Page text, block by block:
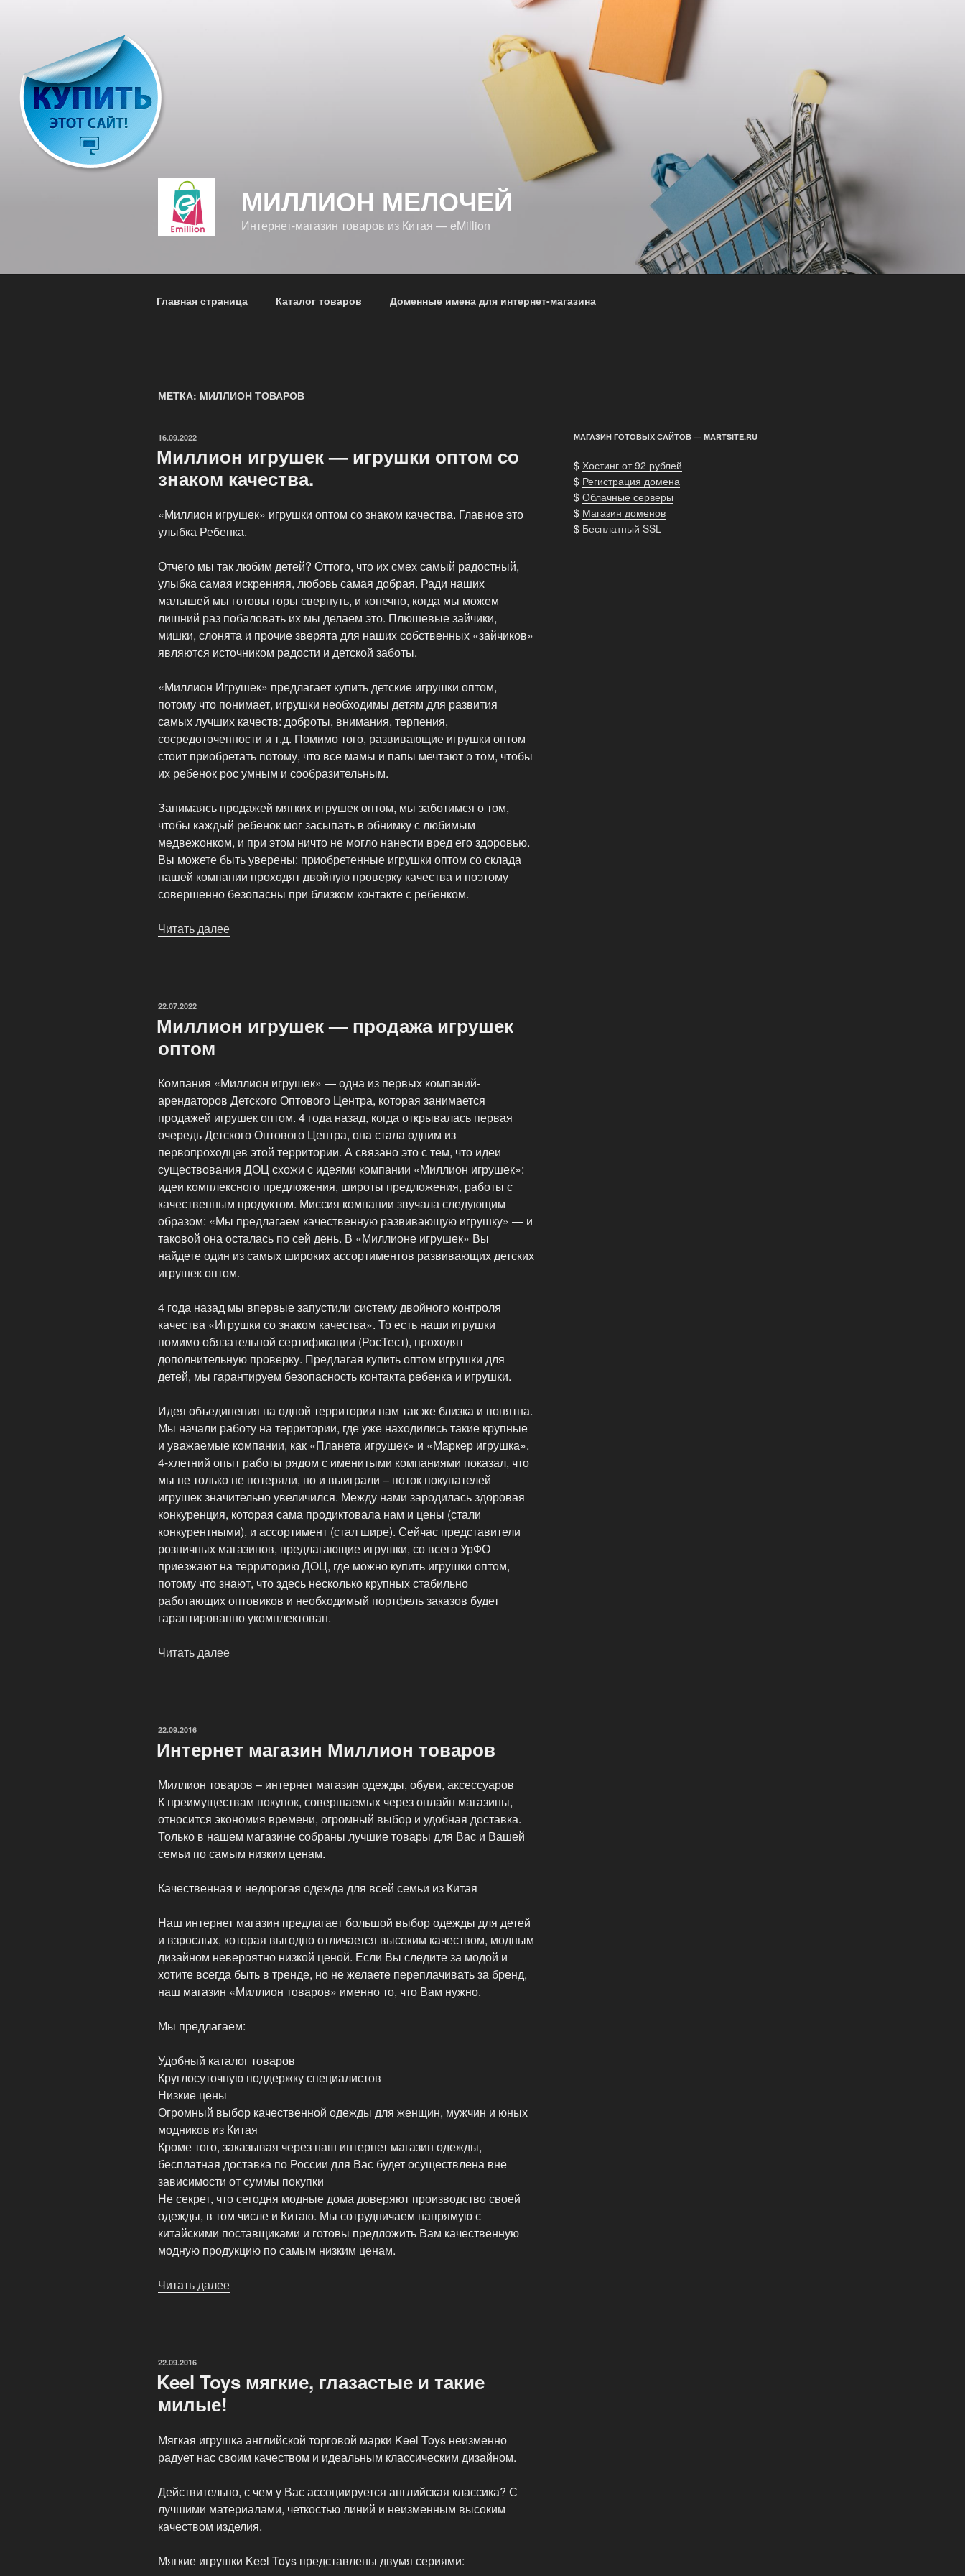
МИЛЛИОН МЕЛОЧЕЙ
Интернет-магазин товаров из Китая — eMillion
Главная страница Каталог товаров Доменные имена для интернет-магазина
МЕТКА: МИЛЛИОН ТОВАРОВ
ОПУБЛИКОВАНО
16.09.2022
Миллион игрушек — игрушки оптом со
знаком качества.
«Миллион игрушек» игрушки оптом со знаком качества. Главное это
улыбка Ребенка.
Отчего мы так любим детей? Оттого, что их смех самый радостный,
улыбка самая искренняя, любовь самая добрая. Ради наших
малышей мы готовы горы свернуть, и конечно, когда мы можем
лишний раз побаловать их мы делаем это. Плюшевые зайчики,
мишки, слонята и прочие зверята для наших собственных «зайчиков»
являются источником радости и детской заботы.
«Миллион Игрушек» предлагает купить детские игрушки оптом,
потому что понимает, игрушки необходимы детям для развития
самых лучших качеств: доброты, внимания, терпения,
сосредоточенности и т.д. Помимо того, развивающие игрушки оптом
стоит приобретать потому, что все мамы и папы мечтают о том, чтобы
их ребенок рос умным и сообразительным.
Занимаясь продажей мягких игрушек оптом, мы заботимся о том,
чтобы каждый ребенок мог засыпать в обнимку с любимым
медвежонком, и при этом ничто не могло нанести вред его здоровью.
Вы можете быть уверены: приобретенные игрушки оптом со склада
нашей компании проходят двойную проверку качества и поэтому
совершенно безопасны при близком контакте с ребенком.
Читать далее
знаком
ОПУБЛИКОВАНО
22.07.2022
Миллион игрушек — продажа игрушек
оптом
Компания «Миллион игрушек» — одна из первых компаний-
арендаторов Детского Оптового Центра, которая занимается
продажей игрушек оптом. 4 года назад, когда открывалась первая
очередь Детского Оптового Центра, она стала одним из
первопроходцев этой территории. А связано это с тем, что идеи
существования ДОЦ схожи с идеями компании «Миллион игрушек»:
идеи комплексного предложения, широты предложения, работы с
качественным продуктом. Миссия компании звучала следующим
образом: «Мы предлагаем качественную развивающую игрушку» — и
таковой она осталась по сей день. В «Миллионе игрушек» Вы
найдете один из самых широких ассортиментов развивающих детских
игрушек оптом.
4 года назад мы впервые запустили систему двойного контроля
качества «Игрушки со знаком качества». То есть наши игрушки
помимо обязательной сертификации (РосТест), проходят
дополнительную проверку. Предлагая купить оптом игрушки для
детей, мы гарантируем безопасность контакта ребенка и игрушки.
Идея объединения на одной территории нам так же близка и понятна.
Мы начали работу на территории, где уже находились такие крупные
и уважаемые компании, как «Планета игрушек» и «Маркер игрушка».
4-хлетний опыт работы рядом с именитыми компаниями показал, что
мы не только не потеряли, но и выиграли – поток покупателей
игрушек значительно увеличился. Между нами зародилась здоровая
конкуренция, которая сама продиктовала нам и цены (стали
конкурентными), и ассортимент (стал шире). Сейчас представители
розничных магазинов, предлагающие игрушки, со всего УрФО
приезжают на территорию ДОЦ, где можно купить игрушки оптом,
потому что знают, что здесь несколько крупных стабильно
работающих оптовиков и необходимый портфель заказов будет
гарантированно укомплектован.
Читать далее
ОПУБЛИКОВАНО
22.09.2016
Интернет магазин Миллион товаров
Миллион товаров – интернет магазин одежды, обуви, аксессуаров
К преимуществам покупок, совершаемых через онлайн магазины,
относится экономия времени, огромный выбор и удобная доставка.
Только в нашем магазине собраны лучшие товары для Вас и Вашей
семьи по самым низким ценам.
Качественная и недорогая одежда для всей семьи из Китая
Наш интернет магазин предлагает большой выбор одежды для детей
и взрослых, которая выгодно отличается высоким качеством, модным
дизайном невероятно низкой ценой. Если Вы следите за модой и
хотите всегда быть в тренде, но не желаете переплачивать за бренд,
наш магазин «Миллион товаров» именно то, что Вам нужно.
Мы предлагаем:
Удобный каталог товаров
Круглосуточную поддержку специалистов
Низкие цены
Огромный выбор качественной одежды для женщин, мужчин и юных
модников из Китая
Кроме того, заказывая через наш интернет магазин одежды,
бесплатная доставка по России для Вас будет осуществлена вне
зависимости от суммы покупки
Не секрет, что сегодня модные дома доверяют производство своей
одежды, в том числе и Китаю. Мы сотрудничаем напрямую с
китайскими поставщиками и готовы предложить Вам качественную
модную продукцию по самым низким ценам.
Читать далее
ОПУБЛИКОВАНО
22.09.2016
Keel Toys мягкие, глазастые и такие
милые!
Мягкая игрушка английской торговой марки Keel Toys неизменно
радует нас своим качеством и идеальным классическим дизайном.
Действительно, с чем у Вас ассоциируется английская классика? С
лучшими материалами, четкостью линий и неизменным высоким
качеством изделия.
Мягкие игрушки Keel Toys представлены двумя сериями:
МАГАЗИН ГОТОВЫХ САЙТОВ — MARTSITE.RU
$ Хостинг от 92 рублей
$ Регистрация домена
$ Облачные серверы
$ Магазин доменов
$ Бесплатный SSL